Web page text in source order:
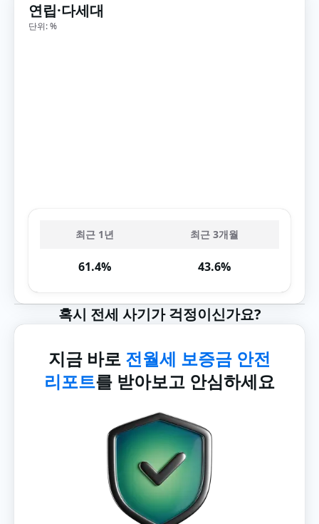
연립·다세대
단위: %
최근 1년 최근 3개월
61.4% 43.6%
혹시 전세 사기가 걱정이신가요?
지금 바로 전월세 보증금 안전
리포트를 받아보고 안심하세요